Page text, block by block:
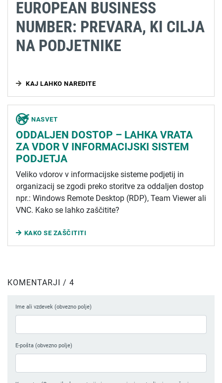
EUROPEAN BUSINESS
NUMBER: PREVARA, KI CILJA
NA PODJETNIKE
KAJ LAHKO NAREDITE
NASVET
ODDALJEN DOSTOP – LAHKA VRATA
ZA VDOR V INFORMACIJSKI SISTEM
PODJETJA
Veliko vdorov v informacijske sisteme podjetij in
organizacij se zgodi preko storitve za oddaljen dostop
npr.: Windows Remote Desktop (RDP), Team Viewer ali
VNC. Kako se lahko zaščitite?
KAKO SE ZAŠČITITI
KOMENTARJI / 4
Ime ali vzdevek (obvezno polje)
E-pošta (obvezno polje)